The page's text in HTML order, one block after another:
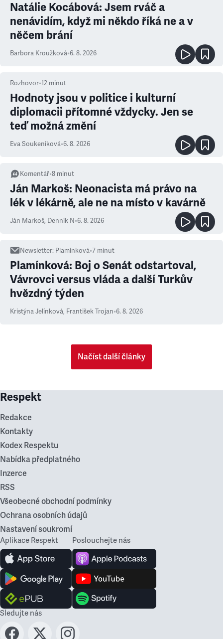
Natálie Kocábová: Jsem rváč a
nenávidím, když mi někdo říká ne a v
něčem brání
Barbora Kroužková•6. 8. 2026
Rozhovor•12 minut
Hodnoty jsou v politice i kulturní
diplomacii přítomné vždycky. Jen se
teď možná změní
Eva Soukeníková•6. 8. 2026
Komentář•8 minut
Ján Markoš: Neonacista má právo na
lék v lékárně, ale ne na místo v kavárně
Ján Markoš, Denník N•6. 8. 2026
Newsletter: Plamínková•7 minut
Plamínková: Boj o Senát odstartoval,
Vávrovci versus vláda a další Turkův
hvězdný týden
Kristýna Jelínková, František Trojan•6. 8. 2026
Načíst další články
Respekt
Redakce
Kontakty
Kodex Respektu
Nabídka předplatného
Inzerce
RSS
Všeobecné obchodní podmínky
Ochrana osobních údajů
Nastavení soukromí
Aplikace Respekt Poslouchejte nás
Sledujte nás